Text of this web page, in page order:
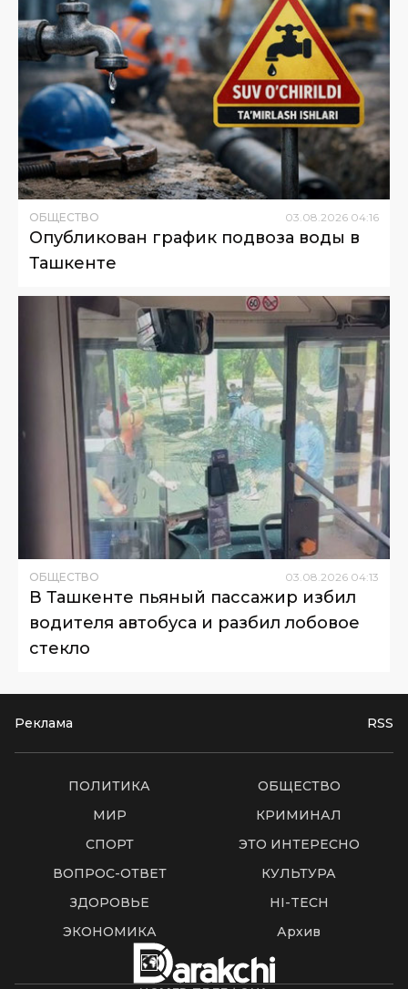
ОБЩЕСТВО 03 08 2026 04:16
Опубликован график подвоза воды в
Ташкенте
ОБЩЕСТВО 03.08.2026 04:13
В Ташкенте пьяный пассажир избил
водителя автобуса и разбил лобовое
стекло
Реклама RSS
ПОЛИТИКА
ОБЩЕСТВО
МИР
КРИМИНАЛ
СПОРТ
ЭТО ИНТЕРЕСНО
ВОПРОС-ОТВЕТ
КУЛЬТУРА
ЗДОРОВЬЕ
HI-TECH
ЭКОНОМИКА
Архив